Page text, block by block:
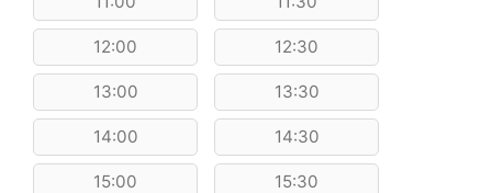
12:00 12:30
13:00 13:30
14:00 14:30
15:00 15:30